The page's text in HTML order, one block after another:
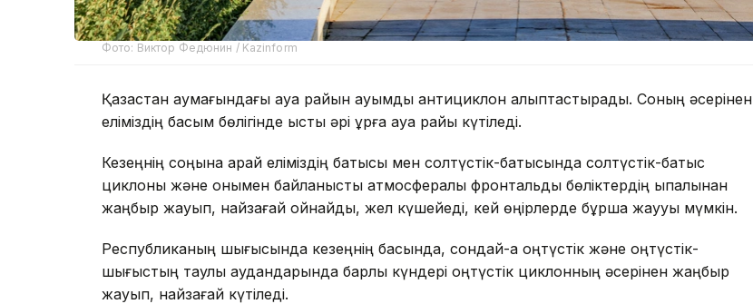
Фото: Виктор Федюнин / Kazinform
Қазақстан аумағындағы ауа райын ауқымды антициклон қалыптастырады. Соның әсерінен
еліміздің басым бөлігінде ыстық әрі құрғақ ауа райы күтіледі.
Кезеңнің соңына қарай еліміздің батысы мен солтүстік-батысында солтүстік-батыс
циклоны және онымен байланысты атмосфералық фронтальды бөліктердің ықпалынан
жаңбыр жауып, найзағай ойнайды, жел күшейеді, кей өңірлерде бұршақ жаууы мүмкін.
Республиканың шығысында кезеңнің басында, сондай-ақ оңтүстік және оңтүстік-
шығыстың таулы аудандарында барлық күндері оңтүстік циклонның әсерінен жаңбыр
жауып, найзағай күтіледі.